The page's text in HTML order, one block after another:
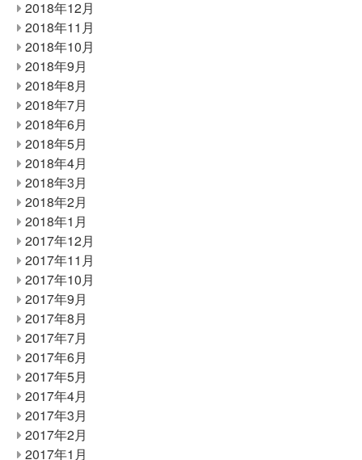
2018年12月
2018年11月
2018年10月
2018年9月
2018年8月
2018年7月
2018年6月
2018年5月
2018年4月
2018年3月
2018年2月
2018年1月
2017年12月
2017年11月
2017年10月
2017年9月
2017年8月
2017年7月
2017年6月
2017年5月
2017年4月
2017年3月
2017年2月
2017年1月